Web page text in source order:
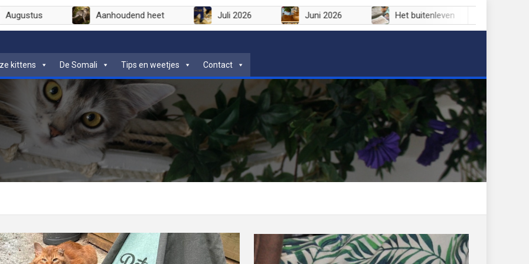
Augustus Aanhoudend heet Juli 2026 Juni 2026 Het buitenleven
kittens De Somali Tips en weetjes Contact